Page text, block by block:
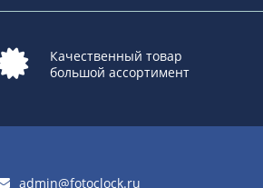
Качественный товар
большой ассортимент
admin@fotoclock.ru